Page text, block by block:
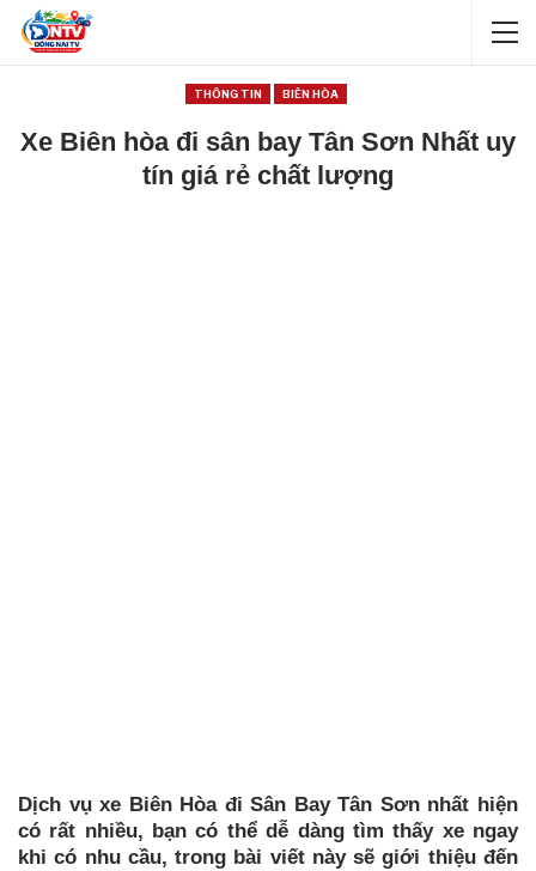
THÔNG TIN BIÊN HÒA
Xe Biên hòa đi sân bay Tân Sơn Nhất uy
tín giá rẻ chất lượng
Dịch vụ xe Biên Hòa đi Sân Bay Tân Sơn nhất hiện
có rất nhiều, bạn có thể dễ dàng tìm thấy xe ngay
khi có nhu cầu, trong bài viết này sẽ giới thiệu đến